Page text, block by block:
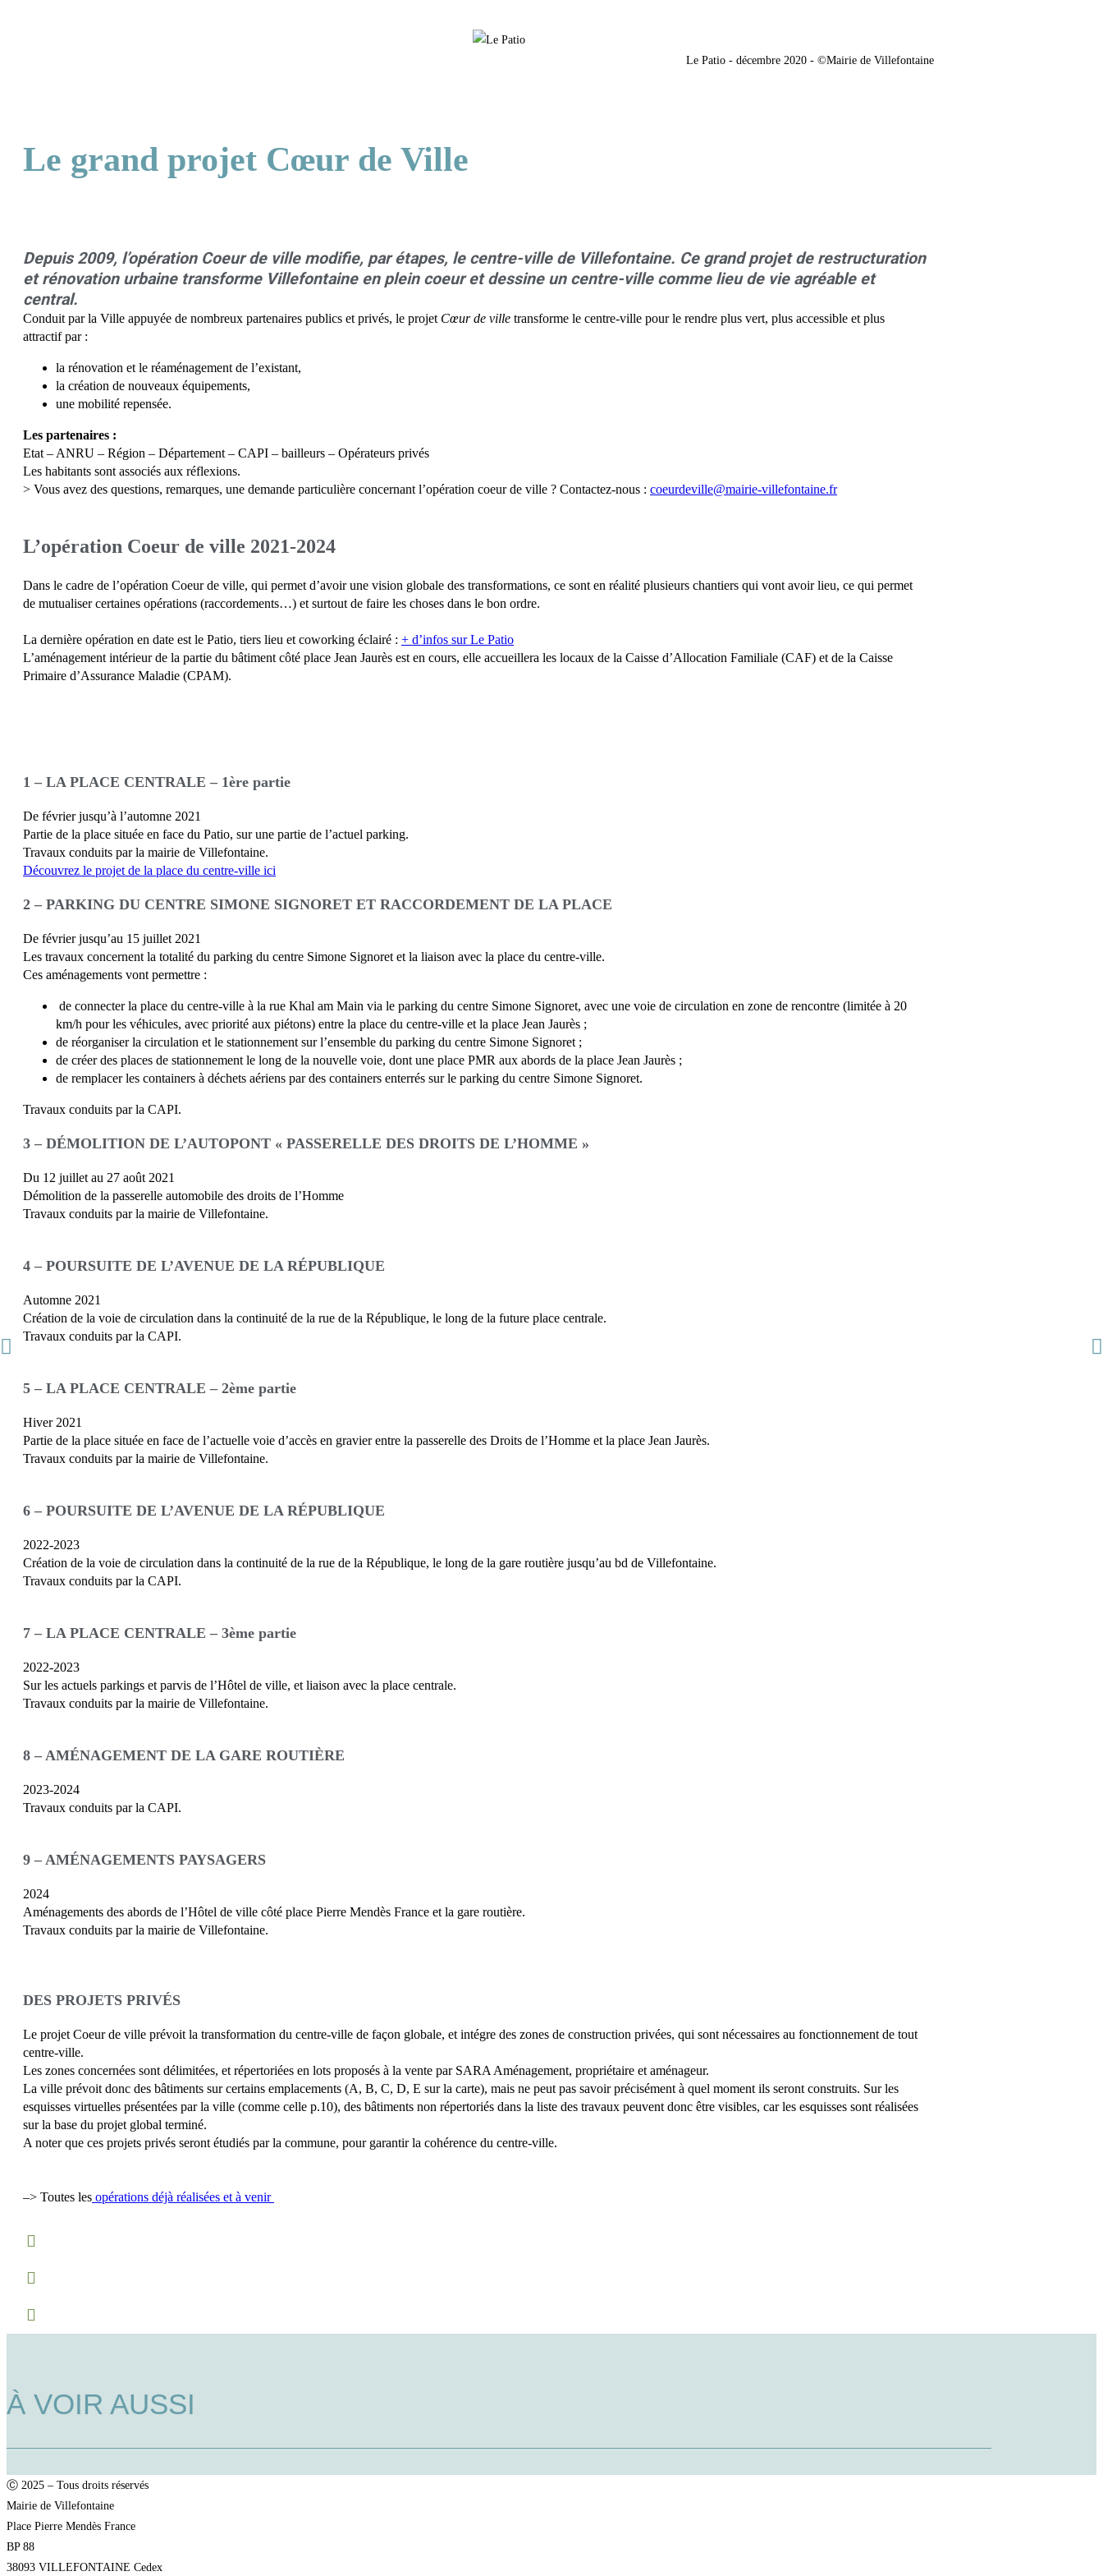
Le Patio - décembre 2020 - ©Mairie de Villefontaine
Le grand projet Cœur de Ville
Depuis 2009, l’opération Coeur de ville modifie, par étapes, le centre-ville de Villefontaine. Ce grand projet de restructuration
et rénovation urbaine transforme Villefontaine en plein coeur et dessine un centre-ville comme lieu de vie agréable et
central.
Conduit par la Ville appuyée de nombreux partenaires publics et privés, le projet Cœur de ville transforme le centre-ville pour le rendre plus vert, plus accessible et plus
attractifpar :
la rénovation et le réaménagement de l’existant,
la création de nouveaux équipements,
une mobilité repensée.
Les partenaires :
Etat – ANRU – Région – Département – CAPI – bailleurs – Opérateurs privés
Les habitants sont associés aux réflexions.
> Vous avez des questions, remarques, une demande particulière concernant l’opération coeur de ville ? Contactez-nous : coeurdeville@mairie-villefontaine.fr
L’opération Coeur de ville 2021-2024
Dans le cadre de l’opération Coeur de ville, qui permet d’avoir une vision globale des transformations, ce sont en réalité plusieurs chantiers qui vont avoir lieu, ce qui permet
de mutualiser certaines opérations (raccordements…) et surtout de faire les choses dans le bon ordre.
La dernière opération en date est le Patio, tiers lieu et coworking éclairé : + d’infos sur Le Patio
L’aménagement intérieur de la partie du bâtiment côté place Jean Jaurès est en cours, elle accueillera les locaux de la Caisse d’Allocation Familiale (CAF) et de la Caisse
Primaire d’Assurance Maladie (CPAM).
1 – LA PLACE CENTRALE – 1ère partie
De février jusqu’à l’automne 2021
Partie de la place située en face du Patio, sur une partie de l’actuel parking.
Travaux conduits par la mairie de Villefontaine.
Découvrez le projet de la place du centre-ville ici
2 – PARKING DU CENTRE SIMONE SIGNORET ET RACCORDEMENT DE LA PLACE
De février jusqu’au 15 juillet 2021
Les travaux concernent la totalité du parking du centre Simone Signoret et la liaison avec la place du centre-ville.
Ces aménagements vont permettre :
de connecter la place du centre-ville à la rue Khal am Main via le parking du centre Simone Signoret, avec une voie de circulation en zone de rencontre (limitée à 20
km/h pour les véhicules, avec priorité aux piétons) entre la place du centre-ville et la place Jean Jaurès ;
de réorganiser la circulation et le stationnement sur l’ensemble du parking du centre Simone Signoret ;
de créer des places de stationnement le long de la nouvelle voie, dont une place PMR aux abords de la place Jean Jaurès ;
de remplacer les containers à déchets aériens par des containers enterrés sur le parking du centre Simone Signoret.
Travaux conduits par la CAPI.
3 – DÉMOLITION DE L’AUTOPONT « PASSERELLE DES DROITS DE L’HOMME »
Du 12 juillet au 27 août 2021
Démolition de la passerelle automobile des droits de l’Homme
Travaux conduits par la mairie de Villefontaine.
4 – POURSUITE DE L’AVENUE DE LA RÉPUBLIQUE
Automne 2021
Création de la voie de circulation dans la continuité de la rue de la République, le long de la future place centrale.
Travaux conduits par la CAPI.
5 – LA PLACE CENTRALE – 2ème partie
Hiver 2021
Partie de la place située en face de l’actuelle voie d’accès en gravier entre la passerelle des Droits de l’Homme et la place Jean Jaurès.
Travaux conduits par la mairie de Villefontaine.
6 – POURSUITE DE L’AVENUE DE LA RÉPUBLIQUE
2022-2023
Création de la voie de circulation dans la continuité de la rue de la République, le long de la gare routière jusqu’au bd de Villefontaine.
Travaux conduits par la CAPI.
7 – LA PLACE CENTRALE – 3ème partie
2022-2023
Sur les actuels parkings et parvis de l’Hôtel de ville, et liaison avec la place centrale.
Travaux conduits par la mairie de Villefontaine.
8 – AMÉNAGEMENT DE LA GARE ROUTIÈRE
2023-2024
Travaux conduits par la CAPI.
9 – AMÉNAGEMENTS PAYSAGERS
2024
Aménagements des abords de l’Hôtel de ville côté place Pierre Mendès France et la gare routière.
Travaux conduits par la mairie de Villefontaine.
DES PROJETS PRIVÉS
Le projet Coeur de ville prévoit la transformation du centre-ville de façon globale, et intégre des zones de construction privées, qui sont nécessaires au fonctionnement de tout
centre-ville.
Les zones concernées sont délimitées, et répertoriées en lots proposés à la vente par SARA Aménagement, propriétaire et aménageur.
La ville prévoit donc des bâtiments sur certains emplacements (A, B, C, D, E sur la carte), mais ne peut pas savoir précisément à quel moment ils seront construits. Sur les
esquisses virtuelles présentées par la ville (comme celle p.10), des bâtiments non répertoriés dans la liste des travaux peuvent donc être visibles, car les esquisses sont réalisées
sur la base du projet global terminé.
A noter que ces projets privés seront étudiés par la commune, pour garantir la cohérence du centre-ville.
–> Toutes les opérations déjà réalisées et à venir
À VOIR AUSSI
Ⓒ 2025 – Tous droits réservés
Mairie de Villefontaine
Place Pierre Mendès France
BP 88
38093 VILLEFONTAINE Cedex